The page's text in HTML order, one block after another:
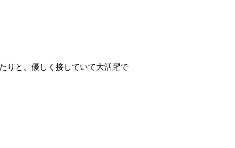
りと、優しく接していて大活躍で